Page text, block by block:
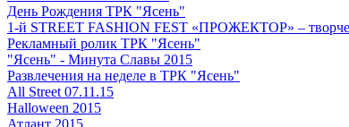
День Рождения ТРК "Ясень"
1-й STREET FASHION FEST «ПРОЖЕКТОР» –
Рекламный ролик ТРК "Ясень"
"Ясень" - Минута Славы 2015
Развлечения на неделе в ТРК "Ясень"
All Street 07.11.15
Halloween 2015
Атлант 2015